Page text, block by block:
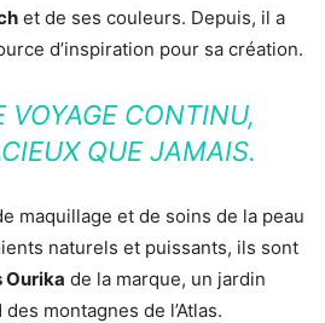
et de ses couleurs. Depuis, il a
d’inspiration pour sa création.
VOYAGE CONTINU,
QUE JAMAIS.
maquillage et de soins de la peau
naturels et puissants, ils sont
Ourika de la marque, un jardin
montagnes de l’Atlas.